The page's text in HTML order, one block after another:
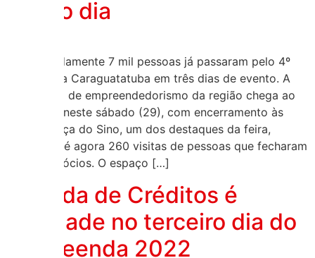
último dia
Aproximadamente 7 mil pessoas já passaram pelo 4º
Empreenda Caraguatatuba em três dias de evento. A
maior feira de empreendedorismo da região chega ao
último dia neste sábado (29), com encerramento às
20h. A Praça do Sino, um dos destaques da feira,
recebeu até agora 260 visitas de pessoas que fecharam
novos negócios. O espaço […]
Rodada de Créditos é
novidade no terceiro dia do
Empreenda 2022